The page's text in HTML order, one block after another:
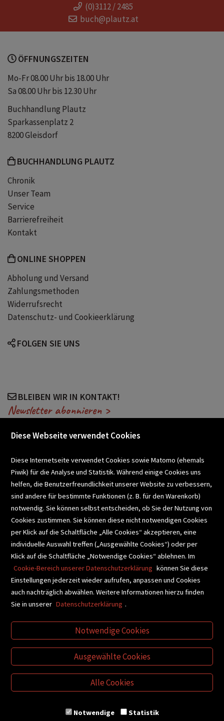
Familienausflüge
100x Tirol
(0)3112 / 2485
buch@plautz.at
ÖFFNUNGSZEITEN
Mo-Fr 08.00 Uhr bis 18.00 Uhr
Sa 08.00 Uhr bis 12.30 Uhr
Buchhandlung Plautz
Sparkassenplatz 2
8200 Gleisdorf
BUCHHANDLUNG PLAUTZ
Chronik
Unser Team
Service
Barrierefreiheit
Kontakt
ONLINE SHOPPEN
Abholung und Versand
Zahlungsmethoden
Widerrufsrecht
Datenschutz- und Cookieerklärung
FOLGEN SIE UNS
BLEIBEN WIR IN KONTAKT!
Newsletter abonnieren >
SCHULBUCHSERVICE
BUCHEMPFEHLUNGEN
BIBLIOTHEKSSERVICE
VIDEO-TIPPS
VERTRAG WIDERRUFEN
© Buchhandlung Plautz GmbH
Diese Webseite verwendet Cookies
Diese Internetseite verwendet Cookies sowie Matomo (ehemals
Piwik) für die Analyse und Statistik. Während einige Cookies uns
helfen, die Benutzerfreundlichkeit unserer Website zu verbessern,
sind andere für bestimmte Funktionen (z. B. für den Warenkorb)
notwendig. Sie können selbst entscheiden, ob Sie der Nutzung von
Cookies zustimmen. Sie können diese nicht notwendigen Cookies
per Klick auf die Schaltfläche „Alle Cookies“ akzeptieren, eine
individuelle Auswahl treffen („Ausgewählte Cookies“) oder per
Klick auf die Schaltfläche „Notwendige Cookies“ ablehnen. Im
Cookie-Bereich unserer Datenschutzerklärung können Sie diese
Einstellungen jederzeit wieder aufrufen, anpassen und Cookies
auch nachträglich abwählen. Weitere Informationen hierzu finden
Sie in unserer Datenschutzerklärung .
Notwendige Cookies
Ausgewählte Cookies
Alle Cookies
Notwendige Statistik